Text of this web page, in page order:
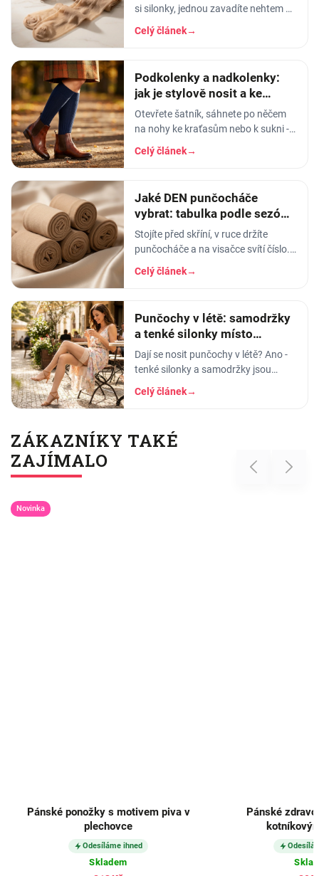
si silonky, jednou zavadíte nehtem o
na lýtku oko velké jak dálnice. Nebo
Celý článek→
Podkolenky a nadkolenky:
jak je stylově nosit a ke
kterým botám
Otevřete šatník, sáhnete po něčem
na nohy ke kraťasům nebo k sukni -
držíte v ruce, jsou podkolenky, nebo
Celý článek→
Jaké DEN punčocháče
vybrat: tabulka podle sezóny
i příležitosti
Stojíte před skříní, v ruce držíte
punčocháče a na visačce svítí číslo.
tušení, co to znamená a jestli to dnes
Celý článek→
Punčochy v létě: samodržky
a tenké silonky místo
punčocháčů
Dají se nosit punčochy v létě? Ano -
tenké silonky a samodržky jsou
a poradíme, jak vybrat letní
Celý článek→
ZÁKAZNÍKY TAKÉ
ZAJÍMALO
Previous
Novinka
Pánské ponožky s motivem piva v
plechovce
Odesíláme ihned
Skladem
Pánské
Next